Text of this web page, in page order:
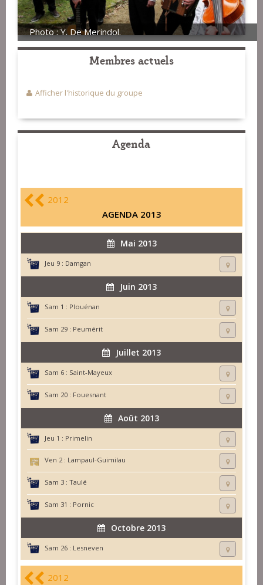
Photo : Y. De Merindol.
Membres actuels
Afficher l'historique du groupe
Agenda
2012
AGENDA 2013
Mai 2013
Jeu 9 : Damgan
Juin 2013
Sam 1 : Plouénan
Sam 29 : Peumérit
Juillet 2013
Sam 6 : Saint-Mayeux
Sam 20 : Fouesnant
Août 2013
Jeu 1 : Primelin
Ven 2 : Lampaul-Guimilau
Sam 3 : Taulé
Sam 31 : Pornic
Octobre 2013
Sam 26 : Lesneven
2012